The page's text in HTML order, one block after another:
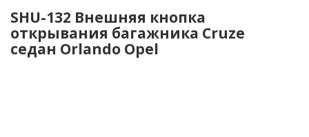
SHU-132 Внешняя кнопка
открывания багажника Cruze
седан Orlando Opel